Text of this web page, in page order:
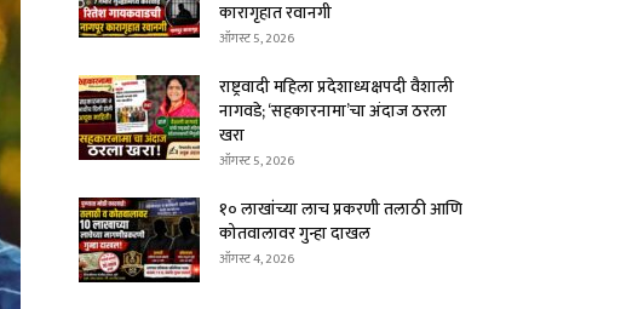
कारागृहात रवानगी
ऑगस्ट 5, 2026
राष्ट्रवादी महिला प्रदेशाध्यक्षपदी वैशाली
नागवडे; ‘सहकारनामा’चा अंदाज ठरला
खरा
ऑगस्ट 5, 2026
१० लाखांच्या लाच प्रकरणी तलाठी आणि
कोतवालावर गुन्हा दाखल
ऑगस्ट 4, 2026